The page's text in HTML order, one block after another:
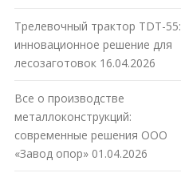
Трелевочный трактор TDT-55:
инновационное решение для
лесозаготовок 16.04.2026
Все о производстве
металлоконструкций:
современные решения ООО
«Завод опор» 01.04.2026